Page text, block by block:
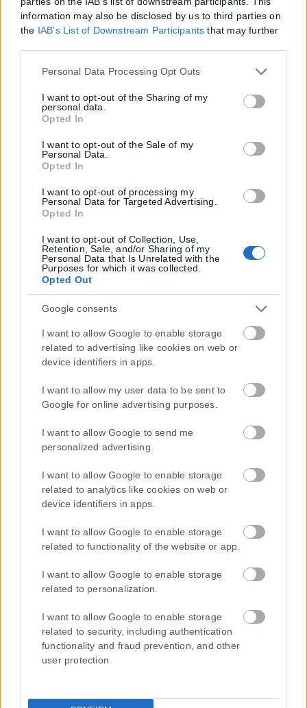
information may also be disclosed by us to third parties on
the IAB’s List of Downstream Participants that may further
Please note that this website/app uses one or more Google
but not limited to your visit or usage behaviour. You may
click to grant or deny consent to Google and its third-party
tags to use your data for below specified purposes in below
Google consent section.
Personal Data Processing Opt Outs
I want to opt-out of the Sharing of my
personal data.
Opted In
I want to opt-out of the Sale of my
Personal Data.
Opted In
I want to opt-out of processing my
Personal Data for Targeted Advertising.
Opted In
I want to opt-out of Collection, Use,
Retention, Sale, and/or Sharing of my
Personal Data that Is Unrelated with the
Purposes for which it was collected.
Opted Out
Google consents
I want to allow Google to enable storage
related to advertising like cookies on web or
device identifiers in apps.
I want to allow my user data to be sent to
Google for online advertising purposes.
I want to allow Google to send me
personalized advertising.
I want to allow Google to enable storage
related to analytics like cookies on web or
device identifiers in apps.
I want to allow Google to enable storage
related to functionality of the website or app.
I want to allow Google to enable storage
related to personalization.
I want to allow Google to enable storage
related to security, including authentication
functionality and fraud prevention, and other
user protection.
Η εταιρεία με την επωνυμία “POLITICAL MEDIA GROUP A.E.” και κατ’
επέκταση η ιστοσελίδα που κατέχει αυτή “www.karfitsa.gr”
συμμορφώνονται με τη Σύσταση (ΕΕ) 2018/334 της Επιτροπής της
αντιμετώπιση του παράνομου περιεχομένου στο διαδίκτυο (L 63).
Μοναδικός αριθμός Μ.Η.Τ. 262048
ΤΑ ΠΡΩΤΟΣΕΛΙΔΑ ΣΗΜΕΡΑ